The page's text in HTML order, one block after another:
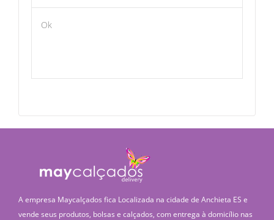
Ok
A empresa Maycalçados fica Localizada na cidade de Anchieta ES e
vende seus produtos, bolsas e calçados, com entrega à domicílio nas